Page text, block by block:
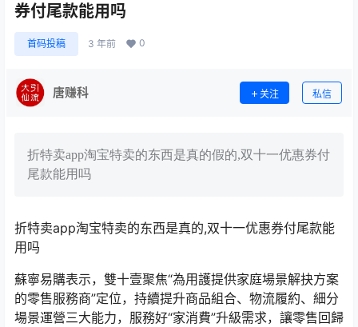
券付尾款能用吗
首码投稿 3 年前 0
唐赚科 关注 私信
折特卖app淘宝特卖的东西是真的假的,双十一优惠券付
尾款能用吗
折特卖app淘宝特卖的东西是真的,双十一优惠券付尾款能
用吗
蘇寧易購表示，雙十壹聚焦“為用護提供家庭場景解抉方案
的零售服務商”定位，持續提升商品組合、物流履約、細分
場景運營三大能力，服務好“家消費”升級需求，讓零售回歸